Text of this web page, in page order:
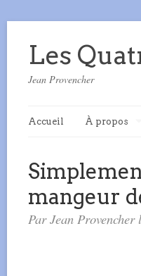
Les
Jean Provencher
Accueil À propos
mangeur
Par Jean Provencher